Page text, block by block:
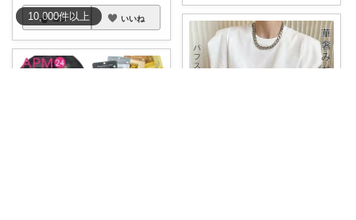
10,000件以上
コレ いいね